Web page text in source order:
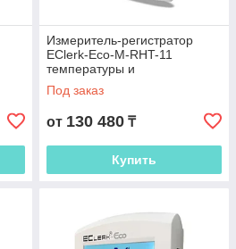
Измеритель-регистратор
EClerk-Eco-M-RHT-11
температуры и
относительной влажности
воздуха с модулем LTE
Под заказ
от 130 480 ₸
Купить